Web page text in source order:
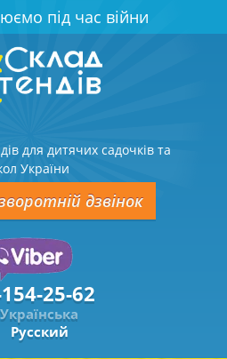
під час війни
для дитячих садочків та
України
дзвінок
25-62
Українська
Русский